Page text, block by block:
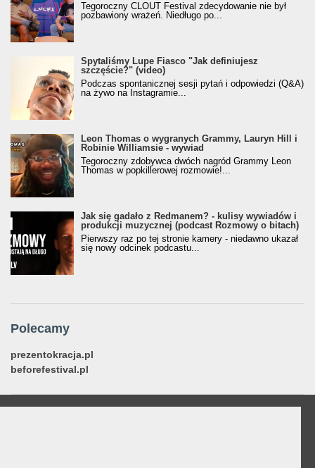
Tegoroczny CLOUT Festival zdecydowanie nie był
pozbawiony wrażeń. Niedługo po...
Spytaliśmy Lupe Fiasco "Jak definiujesz
szczęście?" (video)
Podczas spontanicznej sesji pytań i odpowiedzi (Q&A)
na żywo na Instagramie...
Leon Thomas o wygranych Grammy, Lauryn Hill i
Robinie Williamsie - wywiad
Tegoroczny zdobywca dwóch nagród Grammy Leon
Thomas w popkillerowej rozmowie!...
Jak się gadało z Redmanem? - kulisy wywiadów i
produkcji muzycznej (podcast Rozmowy o bitach)
Pierwszy raz po tej stronie kamery - niedawno ukazał
się nowy odcinek podcastu...
Polecamy
prezentokracja.pl
beforefestival.pl